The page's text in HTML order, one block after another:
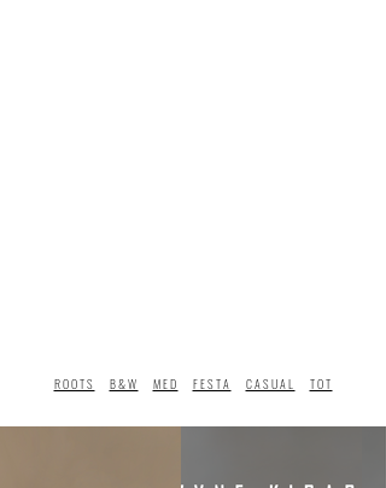
ROOTS B&W MED FESTA CASUAL TOT